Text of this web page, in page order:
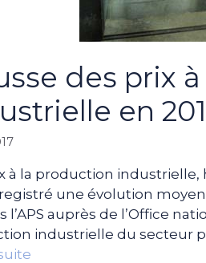
des prix
en
à la production
une évolution
l’APS auprès de l’Office
industrielle du secteur